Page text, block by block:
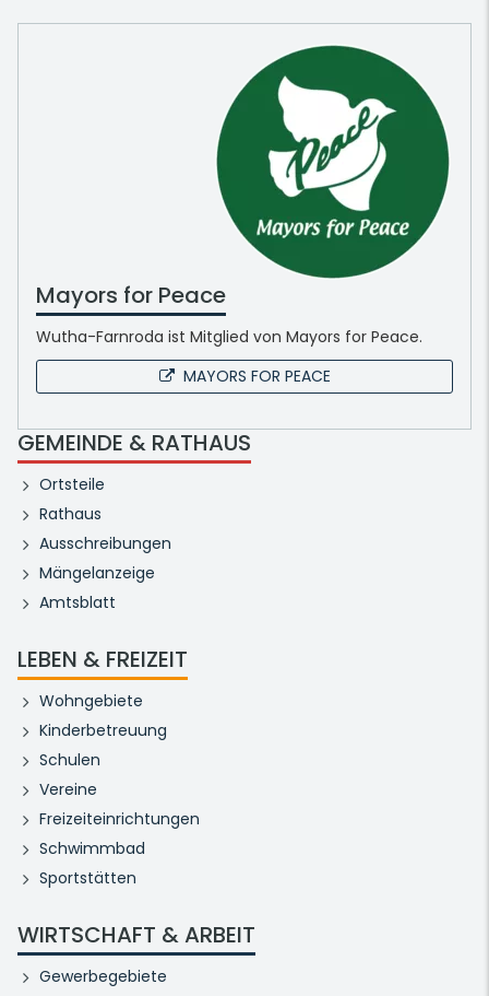
Mayors for Peace
Wutha-Farnroda ist Mitglied von Mayors for Peace.
MAYORS FOR PEACE
GEMEINDE & RATHAUS
Ortsteile
Rathaus
Ausschreibungen
Mängelanzeige
Amtsblatt
LEBEN & FREIZEIT
Wohngebiete
Kinderbetreuung
Schulen
Vereine
Freizeiteinrichtungen
Schwimmbad
Sportstätten
WIRTSCHAFT & ARBEIT
Gewerbegebiete